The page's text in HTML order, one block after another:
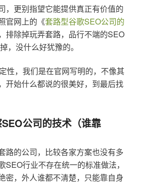
，更别指望它能提供真正有价值的
官网上的《套路型谷歌SEO公司的
排除掉玩弄套路，品行不端的SEO
，没什么好犹豫的。
性，我们是在官网写明的，不像其
开始什么都说的很美好，到最后找
公司的技术（谁靠
路的公司，比较各家方案也没有多
SEO行业不存在统一的标准做法，
密，外人谁都不清楚，只能靠自身